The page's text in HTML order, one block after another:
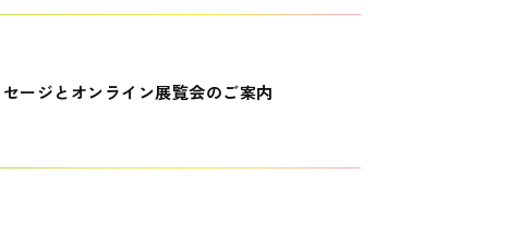
ージとオンライン展覧会のご案内